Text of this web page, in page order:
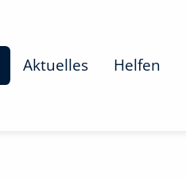
Aktuelles Helfen